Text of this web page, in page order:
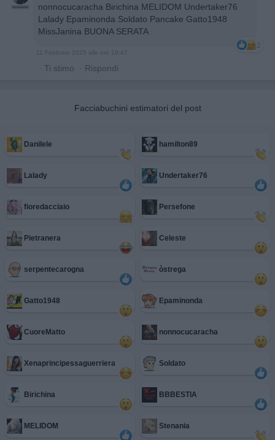
nonnocucaracha Birichina MELIDOM Undertaker76
Lalady Epaminonda Soldato Pancake Gatto1948
MissJanina BUONA SERATA
2
11 Febbraio 2025 alle ore 19:47
· Ti stimo · Rispondi
Facciabuchini estimatori del post
Danilele hamilton89
Lalady Undertaker76
fioredacciaio Persefone
Pietranera Celeste
serpentecarogna òstrega
Gatto1948 Epaminonda
CuoreMatto nonnocucaracha
Xenaprincipessaguerriera Soldato
Birichina BBBESTIA
MELIDOM Stenania